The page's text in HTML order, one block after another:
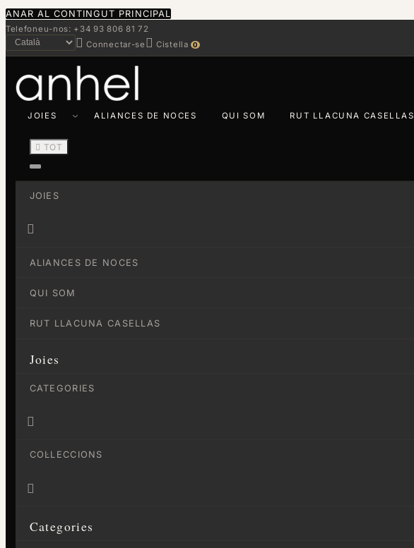
ANAR AL CONTINGUT PRINCIPAL
Telefoneu-nos: +34 93 806 81 72
 Connectar-se  Cistella 0
JOIES ALIANCES DE NOCES QUI SOM RUT LLACUNA CASELLAS
 TOT
JOIES

ALIANCES DE NOCES
QUI SOM
RUT LLACUNA CASELLAS
Joies
CATEGORIES

COL·LECCIONS

Categories